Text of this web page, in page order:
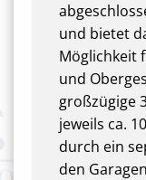
und bietet
Möglichkeit
und
großzügige
jeweils ca.
durch ein
den